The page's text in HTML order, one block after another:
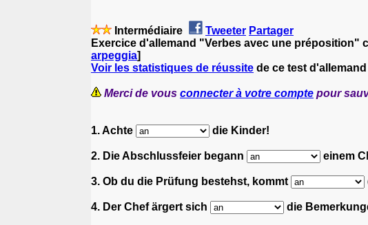
Intermédiaire Tweeter Partager
Exercice d'allemand "Verbes avec une préposition"
arpeggia]
Voir les statistiques de réussite de ce test d'allemand
Merci de vous connecter à votre compte pour
1. Achte die Kinder!
2. Die Abschlussfeier begann einem
3. Ob du die Prüfung bestehst, kommt
4. Der Chef ärgert sich die